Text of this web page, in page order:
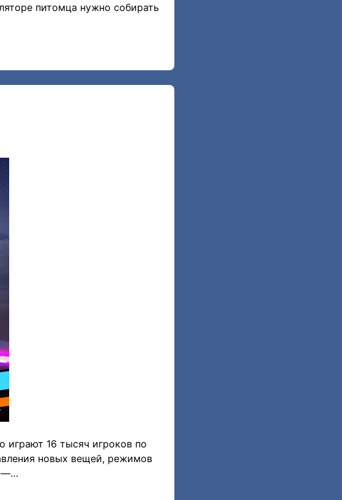
питомца нужно собирать
16 тысяч игроков по
новых вещей, режимов
—…